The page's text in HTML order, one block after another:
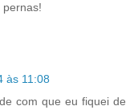
pernas!
às 11:08
com que eu fiquei de